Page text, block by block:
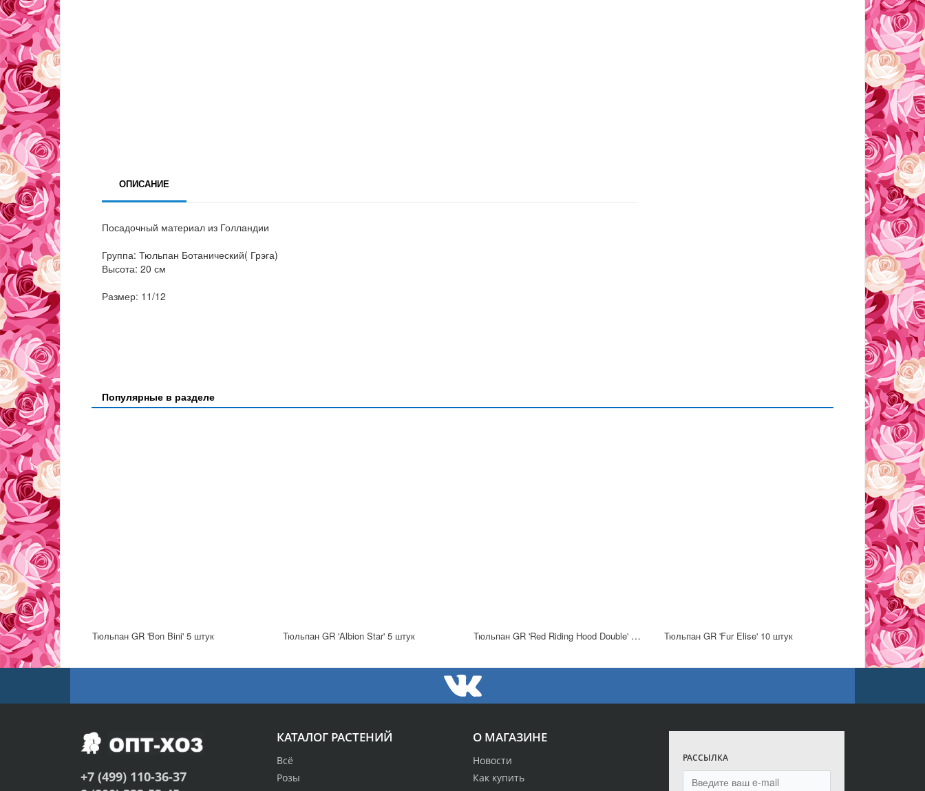
ОПИСАНИЕ
Посадочный материал из Голландии
Группа: Тюльпан Ботанический( Грэга)
Высота: 20 см
Размер: 11/12
Популярные в разделе
Тюльпан GR 'Bon Bini' 5 штук Тюльпан GR 'Albion Star' 5 штук Тюльпан GR 'Red Riding Hood Double' 8 штук Тюльпан GR 'Fur Elise' 10 штук
О МАГАЗИНЕ
Новости
Как купить
КАТАЛОГ РАСТЕНИЙ
Всё
Розы
РАССЫЛКА
+7 (499) 110-36-37